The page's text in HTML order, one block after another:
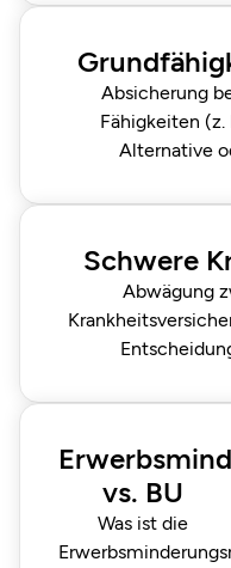
Absicherung
Fähigkeiten (z.
Alternative
Schwere
Abwägung
vs. BU
Was ist die